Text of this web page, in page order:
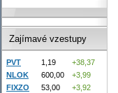
Zajímavé vzestupy
PVT 1,19
+38,37
NLOK
600,00
+3,99
FIXZO
53,00
+3,92